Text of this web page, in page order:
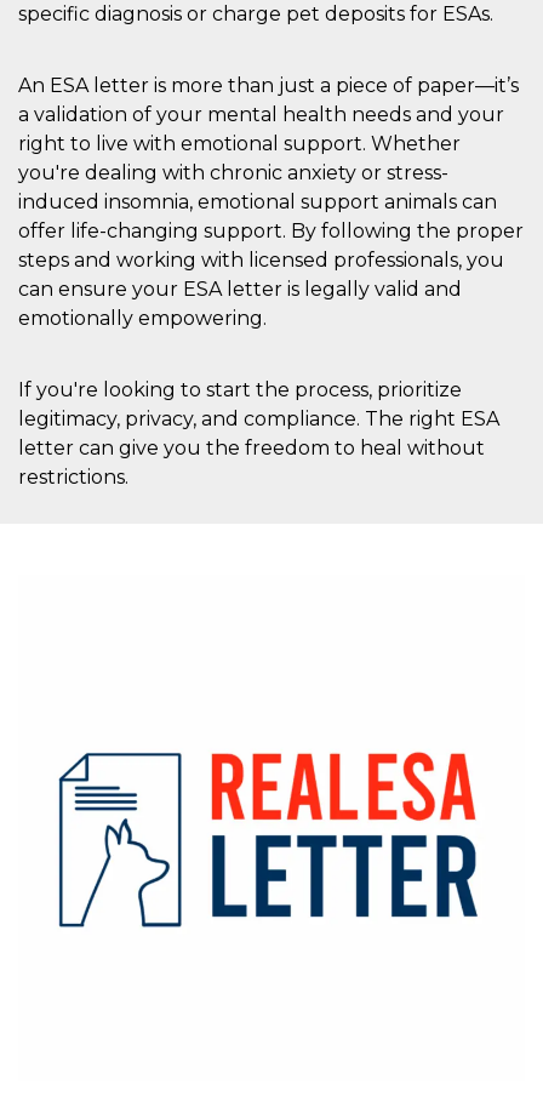
specific diagnosis or charge pet deposits for ESAs.
An ESA letter is more than just a piece of paper—it’s
a validation of your mental health needs and your
right to live with emotional support. Whether
you're dealing with chronic anxiety or stress-
induced insomnia, emotional support animals can
offer life-changing support. By following the proper
steps and working with licensed professionals, you
can ensure your ESA letter is legally valid and
emotionally empowering.
If you're looking to start the process, prioritize
legitimacy, privacy, and compliance. The right ESA
letter can give you the freedom to heal without
restrictions.